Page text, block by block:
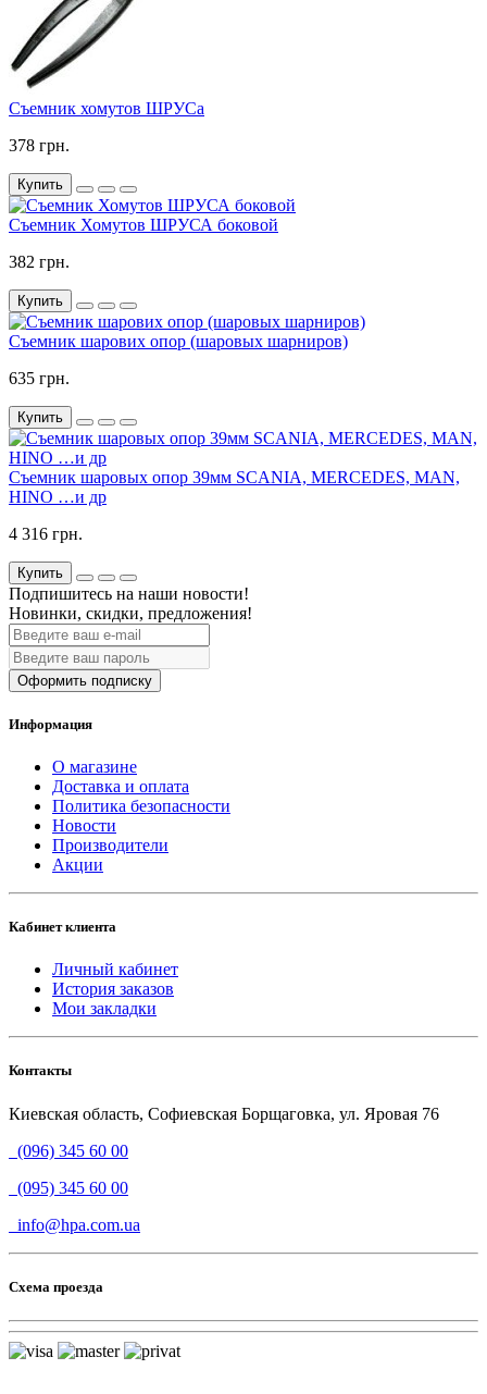
Съемник хомутов ШРУСа
378 грн.
Купить
Съемник Хомутов ШРУСА боковой
382 грн.
Купить
Съемник шарових опор (шаровых шарниров)
635 грн.
Купить
Съемник шаровых опор 39мм SCANIA, MERCEDES, MAN,
HINO …и др
4 316 грн.
Купить
Подпишитесь на наши новости!
Новинки, скидки, предложения!
Оформить подписку
Информация
О магазине
Доставка и оплата
Политика безопасности
Новости
Производители
Акции
Кабинет клиента
Личный кабинет
История заказов
Мои закладки
Контакты
Киевская область, Софиевская Борщаговка, ул. Яровая 76
(096) 345 60 00
(095) 345 60 00
info@hpa.com.ua
Схема проезда